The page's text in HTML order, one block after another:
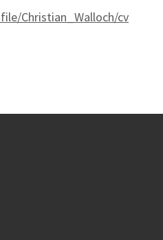
Christian_Walloch/cv